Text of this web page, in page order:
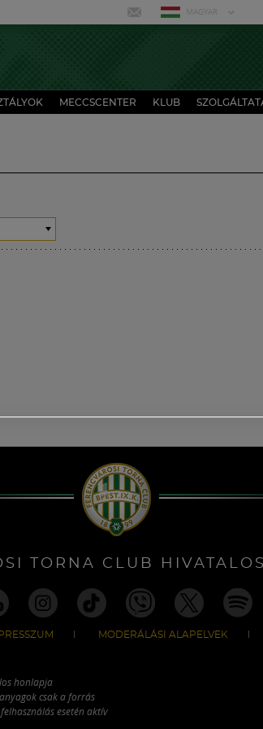
MAGYAR
MECCSCENTER KLUB
TORNA CLUB
MODERÁLÁSI ALAPELVEK
honlapja
csak a forrás
esetén aktív